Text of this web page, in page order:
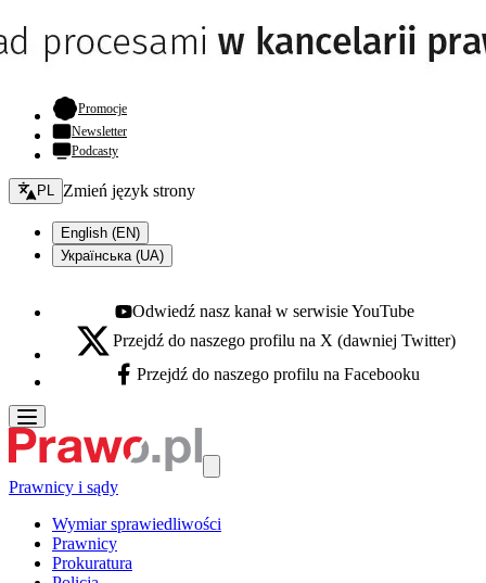
Promocje- otwiera się w nowej karcie
Newsletter
Podcasty
Zmień język - bieżący:
PL Zmień język strony
English (EN)
Українська (UA)
Youtube - otwiera się w nowej karcie
Odwiedź nasz kanał w serwisie YouTube
X - otwiera się w nowej karcie
Przejdź do naszego profilu na X (dawniej Twitter)
Facebook - otwiera się w nowej karcie
Przejdź do naszego profilu na Facebooku
Prawnicy i sądy
Wymiar sprawiedliwości
Prawnicy
Prokuratura